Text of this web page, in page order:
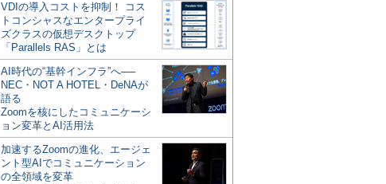
VDIの導入コストを抑制！ コス
トコンシャスなエンタープライ
ズクラスの仮想デスクトップ
「Parallels RAS」とは
AI時代の“基幹インフラ”へ──
NEC・NOT A HOTEL・DeNAが
語る
Zoomを核にしたコミュニケーシ
ョン変革とAI活用法
加速するZoomの進化、エージェ
ント型AIでコミュニケーション
の全領域を変革